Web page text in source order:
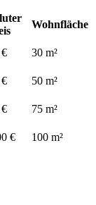
Wohnfläche
30 m²
50 m²
75 m²
€ 100 m²